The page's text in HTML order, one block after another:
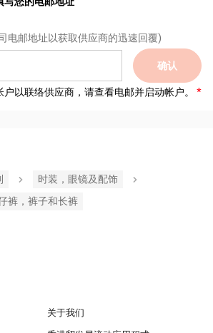
电邮地址以获取供应商的迅速回覆)
确认
以联络供应商，请查看电邮并启动帐户。
时装，眼镜及配饰
裤，裤子和长裤
关于我们